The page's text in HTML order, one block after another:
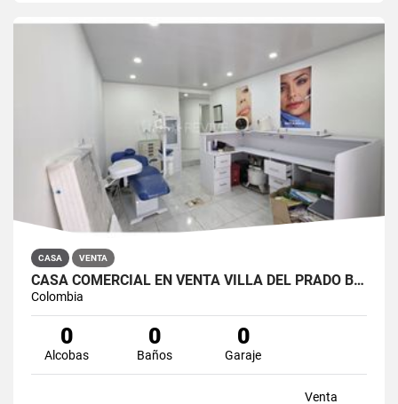
CASA VENTA
CASA COMERCIAL EN VENTA VILLA DEL PRADO BOGOTÁ NORTE
Colombia
0
Alcobas
0
Baños
0
Garaje
Venta